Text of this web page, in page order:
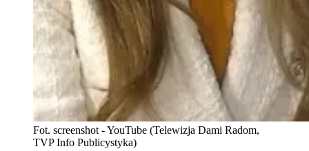
Fot. screenshot - YouTube (Telewizja Dami Radom,
TVP Info Publicystyka)